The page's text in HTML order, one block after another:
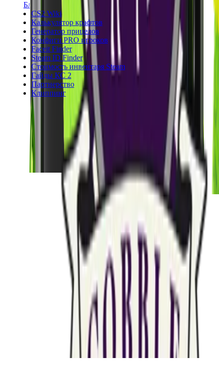
Блог
CS2 Wiki
Калькулятор крафтов
Генератор прицелов
Конфиги PRO игроков
Faceit Finder
Steam ID Finder
Стоимость инвентаря Steam
Гайды КС 2
Партнерство
Клиппинг